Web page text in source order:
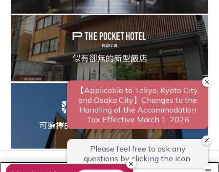
似有卻無的新型飯店
可選擇的商務型至休閒型的多樣性飯店